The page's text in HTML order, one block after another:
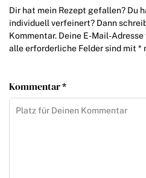
Dir hat mein Rezept gefallen? Du
individuell verfeinert? Dann
Kommentar. Deine E-Mail-
alle erforderliche Felder sind mit *
Kommentar *